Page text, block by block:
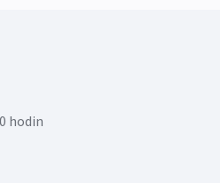
hodin